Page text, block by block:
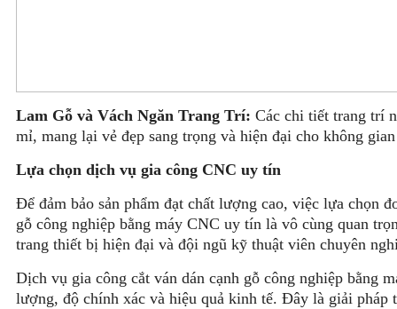
Lam Gỗ và Vách Ngăn Trang Trí: Các chi tiết trang trí
mỉ, mang lại vẻ đẹp sang trọng và hiện đại cho không
Lựa chọn dịch vụ gia công CNC uy tín
Để đảm bảo sản phẩm đạt chất lượng cao, việc lựa chọn
gỗ công nghiệp bằng máy CNC uy tín là vô cùng quan
trang thiết bị hiện đại và đội ngũ kỹ thuật viên chuyên
Dịch vụ gia công cắt ván dán cạnh gỗ công nghiệp bằng
lượng, độ chính xác và hiệu quả kinh tế. Đây là giải pháp